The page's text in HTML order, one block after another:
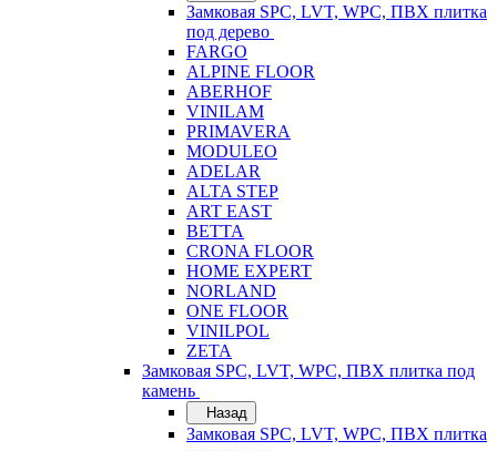
Замковая SPC, LVT, WPC, ПВХ плитка
под дерево
FARGO
ALPINE FLOOR
ABERHOF
VINILAM
PRIMAVERA
MODULEO
ADELAR
ALTA STEP
ART EAST
BETTA
CRONA FLOOR
HOME EXPERT
NORLAND
ONE FLOOR
VINILPOL
ZETA
Замковая SPC, LVT, WPC, ПВХ плитка под
камень
Назад
Замковая SPC, LVT, WPC, ПВХ плитка